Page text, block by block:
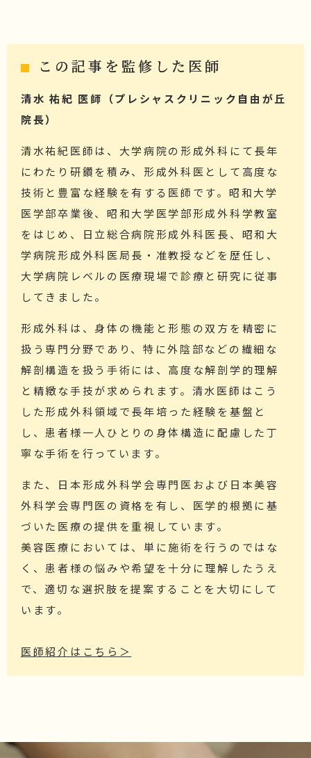
この記事を監修した医師
清水 祐紀 医師（プレシャスクリニック自由が丘
院長）
清水祐紀医師は、大学病院の形成外科にて長年
にわたり研鑽を積み、形成外科医として高度な
技術と豊富な経験を有する医師です。昭和大学
医学部卒業後、昭和大学医学部形成外科学教室
をはじめ、日立総合病院形成外科医長、昭和大
学病院形成外科医局長・准教授などを歴任し、
大学病院レベルの医療現場で診療と研究に従事
してきました。
形成外科は、身体の機能と形態の双方を精密に
扱う専門分野であり、特に外陰部などの繊細な
解剖構造を扱う手術には、高度な解剖学的理解
と精緻な手技が求められます。清水医師はこう
した形成外科領域で長年培った経験を基盤と
し、患者様一人ひとりの身体構造に配慮した丁
寧な手術を行っています。
また、日本形成外科学会専門医および日本美容
外科学会専門医の資格を有し、医学的根拠に基
づいた医療の提供を重視しています。
美容医療においては、単に施術を行うのではな
く、患者様の悩みや希望を十分に理解したうえ
で、適切な選択肢を提案することを大切にして
います。
医師紹介はこちら＞